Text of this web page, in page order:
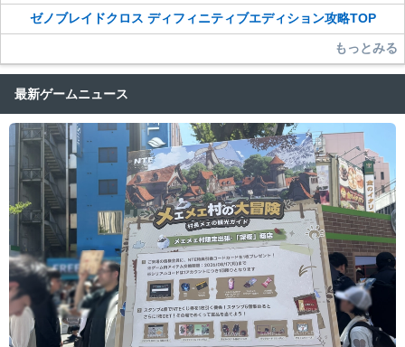
ゼノブレイドクロス ディフィニティブエディション攻略TOP
もっとみる
最新ゲームニュース